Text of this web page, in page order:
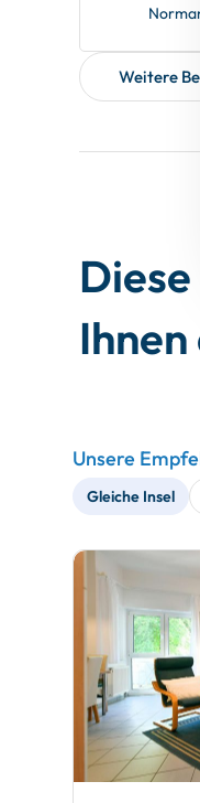
Weitere
Unsere
Gleiche Insel